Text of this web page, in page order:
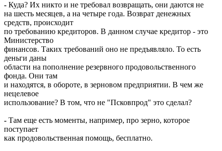
- Куда? Их никто и не требовал возвращать, они даются не
на шесть месяцев, а на четыре года. Возврат денежных
средств, происходит
по требованию кредиторов. В данном случае кредитор - это
Министерство
финансов. Таких требований оно не предъявляло. То есть
деньги даны
области на пополнение резервного продовольственного
фонда. Они там
и находятся, в обороте, в зерновом предприятии. В чем же
нецелевое
использование? В том, что не "Псковпрод" это сделал?
- Там еще есть моменты, например, про зерно, которое
поступает
как продовольственная помощь, бесплатно.